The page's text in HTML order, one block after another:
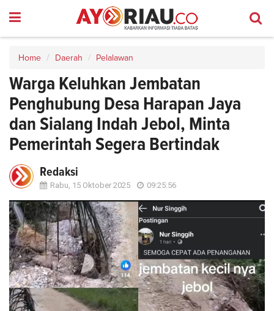
Home Daerah Pelalawan
Warga Keluhkan Jembatan
Penghubung Desa Harapan Jaya
dan Sialang Indah Jebol, Minta
Pemerintah Segera Bertindak
Redaksi
Rabu, 15 Oktober 2025 09:25:56